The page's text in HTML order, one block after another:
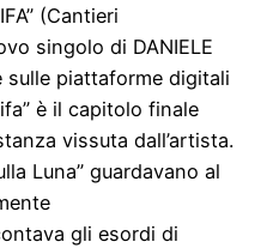
(Cantieri
singolo di DANIELE
sulle piattaforme digitali
è il capitolo finale
vissuta dall’artista.
Luna” guardavano al
gli esordi di